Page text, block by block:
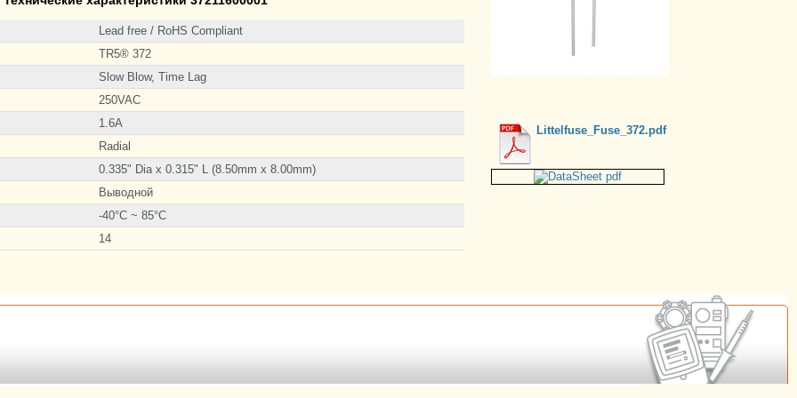
Lead free / RoHS Compliant
TR5® 372
Slow Blow, Time Lag
250VAC
1.6A
Radial
0.335" Dia x 0.315" L (8.50mm x 8.00mm)
Выводной
-40°C ~ 85°C
14
Littelfuse_Fuse_372.pdf